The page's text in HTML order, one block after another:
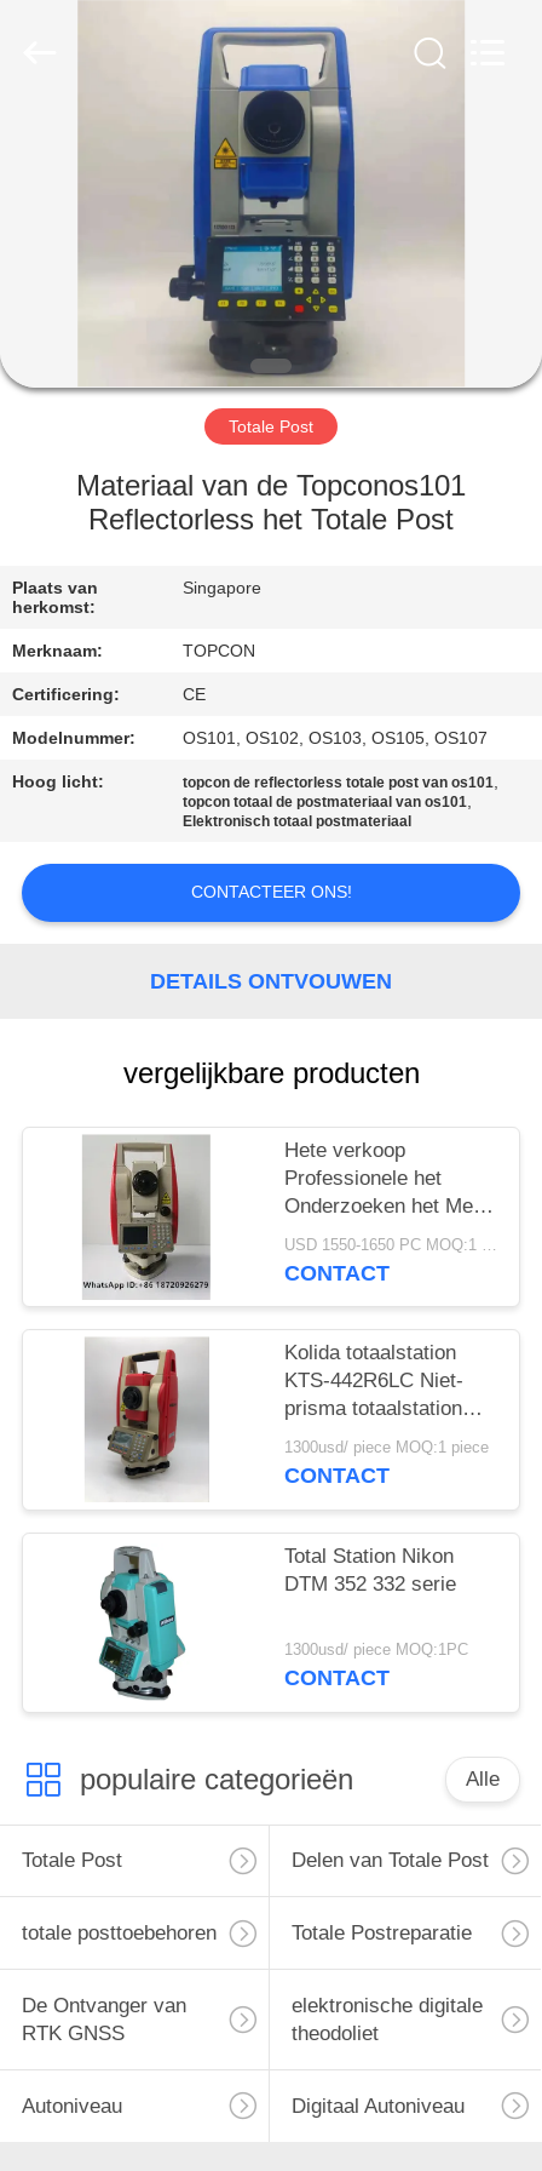
ONGEVEER
FABRIEKSREIS
KWALITEITSCONTROLE
ONS
VERZOEK
OM EEN
CITAAT
PRIVACY
POLICY
Totale Post
Materiaal van de Topconos101
Reflectorless het Totale Post
Plaats van
herkomst:
Singapore
Merknaam: TOPCON
Certificering: CE
Modelnummer: OS101, OS102, OS103, OS105, OS107
Hoog licht: topcon de reflectorless totale post van os101,
topcon totaal de postmateriaal van os101,
Elektronisch totaal postmateriaal
CONTACTEER ONS!
DETAILS ONTVOUWEN
vergelijkbare producten
Hete verkoop
Professionele het
Onderzoeken het Merk
goedkope Totale Post
KTS442R10
USD 1550-1650 PC MOQ:1 pc
CONTACT
Kolida totaalstation
KTS-442R6LC Niet-
prisma totaalstation
600M
1300usd/ piece MOQ:1 piece
CONTACT
Total Station Nikon
DTM 352 332 serie
1300usd/ piece MOQ:1PC
CONTACT
populaire categorieën Alle
Totale Post Delen van Totale Post
totale posttoebehoren Totale Postreparatie
De Ontvanger van
RTK GNSS
elektronische digitale
theodoliet
Autoniveau Digitaal Autoniveau